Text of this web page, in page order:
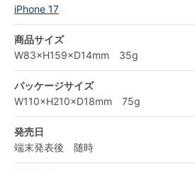
iPhone 17
商品サイズ
W83×H159×D14mm 35g
パッケージサイズ
W110×H210×D18mm 75g
発売日
端末発表後 随時